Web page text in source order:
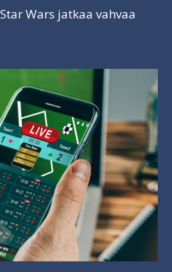
Wars jatkaa vahvaa